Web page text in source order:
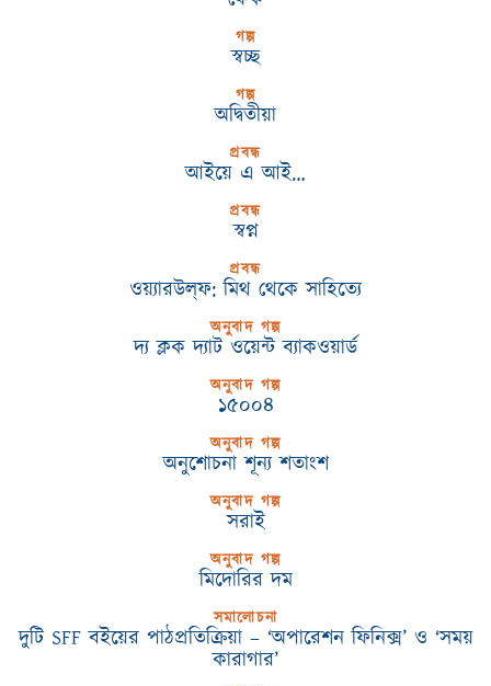
গল্প
স্বচ্ছ
গল্প
অদ্বিতীয়া
প্রবন্ধ
আইয়ে এ আই…
প্রবন্ধ
স্বপ্ন
প্রবন্ধ
ওয়্যারউল্‌ফ: মিথ থেকে সাহিত্যে
অনুবাদ গল্প
দ্য ক্লক দ্যাট ওয়েন্ট ব্যাকওয়ার্ড
অনুবাদ গল্প
১৫০০৪
অনুবাদ গল্প
অনুশোচনা শূন্য শতাংশ
অনুবাদ গল্প
সরাই
অনুবাদ গল্প
মিদোরির দম
সমালোচনা
দুটি SFF বইয়ের পাঠপ্রতিক্রিয়া – ‘অপারেশন ফিনিক্স’ ও ‘সময়
কারাগার’